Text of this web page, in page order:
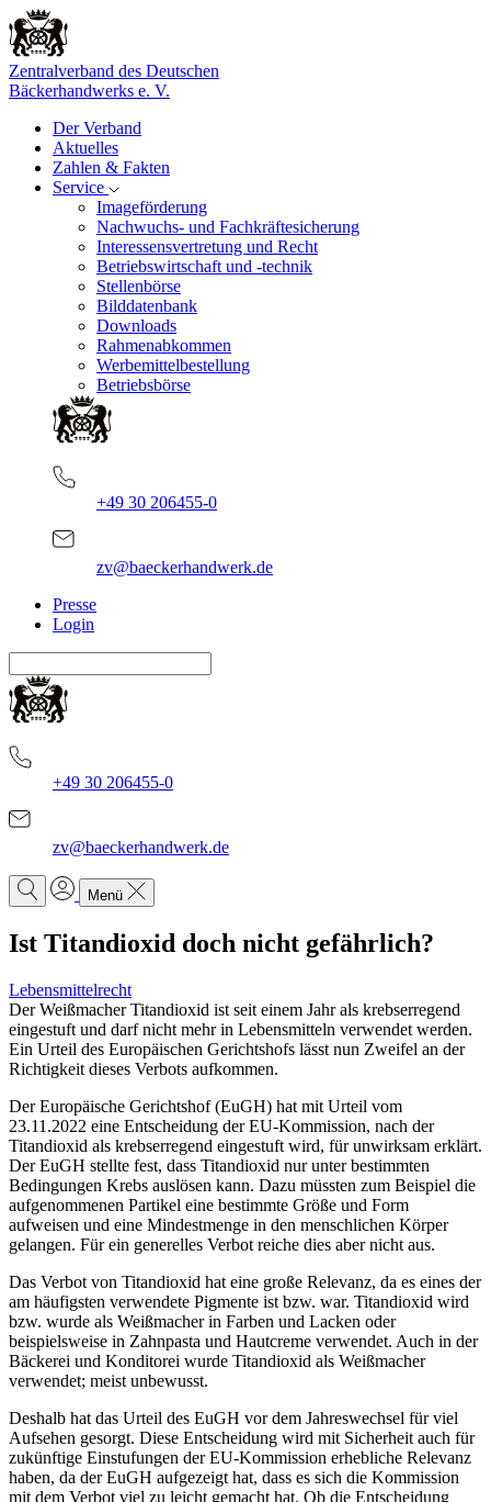
Zentralverband des Deutschen
Bäckerhandwerks e. V.
Der Verband
Aktuelles
Zahlen & Fakten
Service
Imageförderung
Nachwuchs- und Fachkräftesicherung
Interessensvertretung und Recht
Betriebswirtschaft und -technik
Stellenbörse
Bilddatenbank
Downloads
Rahmenabkommen
Werbemittelbestellung
Betriebsbörse
+49 30 206455-0
zv@baeckerhandwerk.de
Presse
Login
+49 30 206455-0
zv@baeckerhandwerk.de
Menü
Ist Titandioxid doch nicht gefährlich?
Lebensmittelrecht
Der Weißmacher Titandioxid ist seit einem Jahr als krebserregend
eingestuft und darf nicht mehr in Lebensmitteln verwendet werden.
Ein Urteil des Europäischen Gerichtshofs lässt nun Zweifel an der
Richtigkeit dieses Verbots aufkommen.
Der Europäische Gerichtshof (EuGH) hat mit Urteil vom
23.11.2022 eine Entscheidung der EU-Kommission, nach der
Titandioxid als krebserregend eingestuft wird, für unwirksam erklärt.
Der EuGH stellte fest, dass Titandioxid nur unter bestimmten
Bedingungen Krebs auslösen kann. Dazu müssten zum Beispiel die
aufgenommenen Partikel eine bestimmte Größe und Form
aufweisen und eine Mindestmenge in den menschlichen Körper
gelangen. Für ein generelles Verbot reiche dies aber nicht aus.
Das Verbot von Titandioxid hat eine große Relevanz, da es eines der
am häufigsten verwendete Pigmente ist bzw. war. Titandioxid wird
bzw. wurde als Weißmacher in Farben und Lacken oder
beispielsweise in Zahnpasta und Hautcreme verwendet. Auch in der
Bäckerei und Konditorei wurde Titandioxid als Weißmacher
verwendet; meist unbewusst.
Deshalb hat das Urteil des EuGH vor dem Jahreswechsel für viel
Aufsehen gesorgt. Diese Entscheidung wird mit Sicherheit auch für
zukünftige Einstufungen der EU-Kommission erhebliche Relevanz
haben, da der EuGH aufgezeigt hat, dass es sich die Kommission
mit dem Verbot viel zu leicht gemacht hat. Ob die Entscheidung